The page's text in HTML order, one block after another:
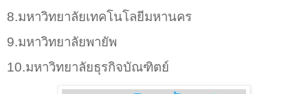
8.มหาวิทยาลัยเทคโนโลยีมหานคร
9.มหาวิทยาลัยพายัพ
10.มหาวิทยาลัยธุรกิจบัณฑิตย์